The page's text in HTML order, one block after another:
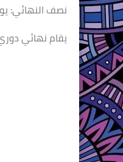
نصف النهائي: يومي
يقام نهائي دوري